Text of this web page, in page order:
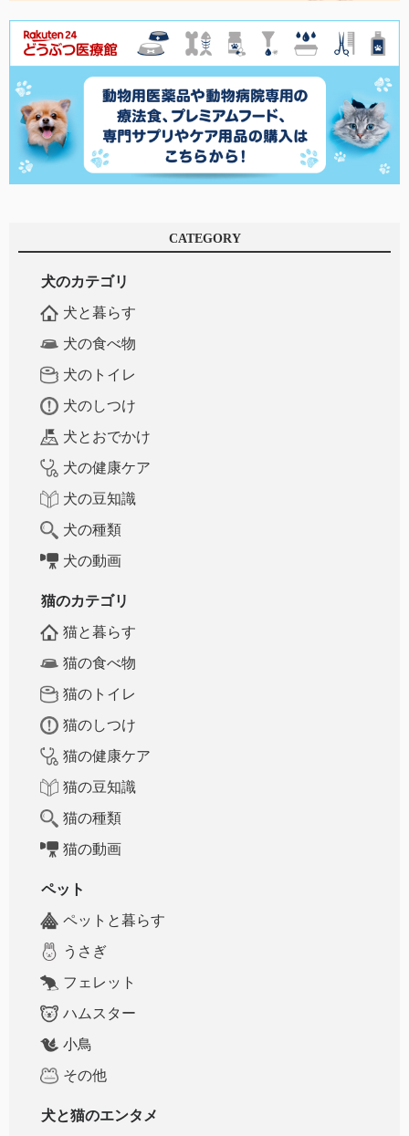
CATEGORY
犬のカテゴリ
犬と暮らす
犬の食べ物
犬のトイレ
犬のしつけ
犬とおでかけ
犬の健康ケア
犬の豆知識
犬の種類
犬の動画
猫のカテゴリ
猫と暮らす
猫の食べ物
猫のトイレ
猫のしつけ
猫の健康ケア
猫の豆知識
猫の種類
猫の動画
ペット
ペットと暮らす
うさぎ
フェレット
ハムスター
小鳥
その他
犬と猫のエンタメ